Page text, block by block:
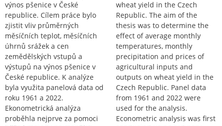
výnos pšenice v České
republice. Cílem práce bylo
zjistit vliv průměrných
měsíčních teplot, měsíčních
úhrnů srážek a cen
zemědělských vstupů a
výstupů na výnos pšenice v
České republice. K analýze
byla využita panelová data od
roku 1961 a 2022.
Ekonometrická analýza
proběhla nejprve za pomoci
wheat yield in the Czech
Republic. The aim of the
thesis was to determine the
effect of average monthly
temperatures, monthly
precipitation and prices of
agricultural inputs and
outputs on wheat yield in the
Czech Republic. Panel data
from 1961 and 2022 were
used for the analysis.
Econometric analysis was first